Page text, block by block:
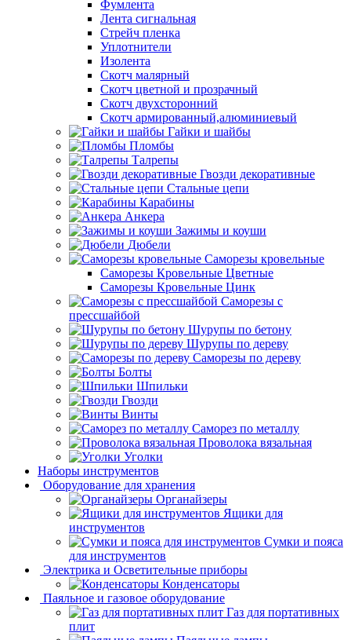
Фумлента
Лента сигнальная
Стрейч пленка
Уплотнители
Изолента
Скотч малярный
Скотч цветной и прозрачный
Скотч двухсторонний
Скотч армированный,алюминиевый
Гайки и шайбы
Пломбы
Талрепы
Гвозди декоративные
Стальные цепи
Карабины
Анкера
Зажимы и коуши
Дюбели
Саморезы кровельные
Саморезы Кровельные Цветные
Саморезы Кровельные Цинк
Саморезы с
прессшайбой
Шурупы по бетону
Шурупы по дереву
Саморезы по дереву
Болты
Шпильки
Гвозди
Винты
Саморез по металлу
Проволока вязальная
Уголки
Наборы инструментов
Оборудование для хранения
Органайзеры
Ящики для
инструментов
Сумки и пояса
для инструментов
Электрика и Осветительные приборы
Конденсаторы
Паяльное и газовое оборудование
Газ для портативных
плит